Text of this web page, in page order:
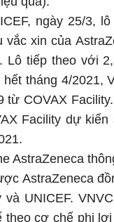
ngày 25/3,
vắc xin của
Lô tiếp theo với
tháng 4/2021,
từ COVAX
Facility dự
AstraZeneca
AstraZeneca
và UNICEF.
theo cơ chế phi